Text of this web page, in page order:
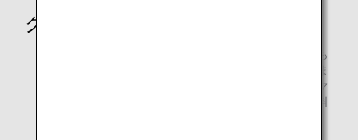
クーポンご利用時のマイル積算
正規料金でご利用いただいた場合、クーポンご利用時も
ご利用金額総額を対象に、ヘアサロンマイルが貯まりま
す。お会計時にマイル積算希望の旨をお伝えのうえ、マ
イル受付表のお客様控えをお受け取りください。正規料